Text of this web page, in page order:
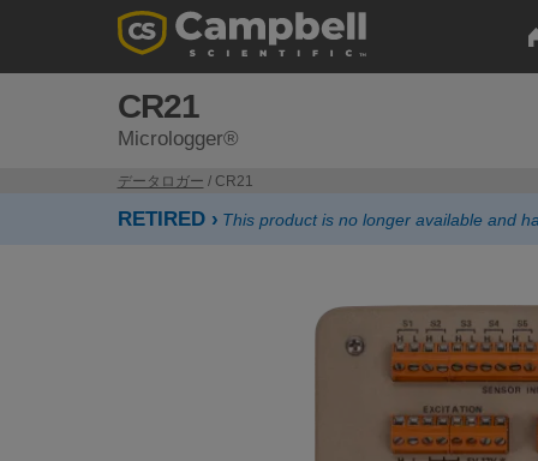
CR21
Micrologger®
データロガー / CR21
RETIRED › This product is no longer available and